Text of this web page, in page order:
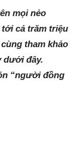
mọi nẻo
cả trăm triệu
tham khảo
dưới đây.
“người đồng